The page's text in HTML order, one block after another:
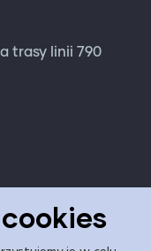
trasy linii 790